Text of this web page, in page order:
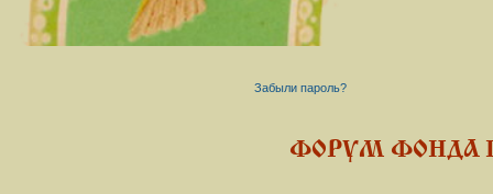
Забыли пароль?
ФОРУМ ФОНДА